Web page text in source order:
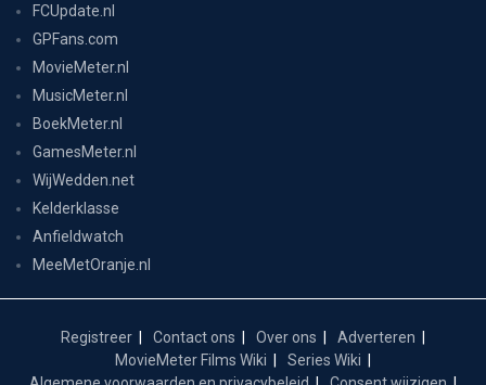
FCUpdate.nl
GPFans.com
MovieMeter.nl
MusicMeter.nl
BoekMeter.nl
GamesMeter.nl
WijWedden.net
Kelderklasse
Anfieldwatch
MeeMetOranje.nl
Registreer Contact ons Over ons
Adverteren
MovieMeter Films Wiki
Series Wiki